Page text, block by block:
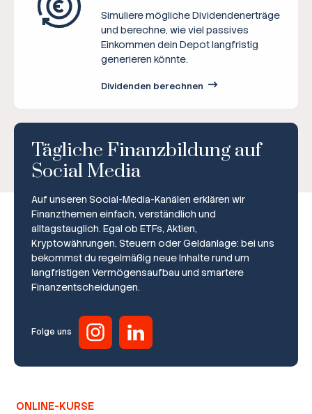
Broker-Vergleich
Ratgeber
Simuliere mögliche Dividendenerträge
und berechne, wie viel passives
Einkommen dein Depot langfristig
generieren könnte.
Dividenden berechnen
Tägliche Finanzbildung auf
Social Media
Auf unseren Social-Media-Kanälen erklären wir
Finanzthemen einfach, verständlich und
alltagstauglich. Egal ob ETFs, Aktien,
Kryptowährungen, Steuern oder Geldanlage: bei uns
bekommst du regelmäßig neue Inhalte rund um
langfristigen Vermögensaufbau und smartere
Finanzentscheidungen.
Folge uns
ONLINE-KURSE